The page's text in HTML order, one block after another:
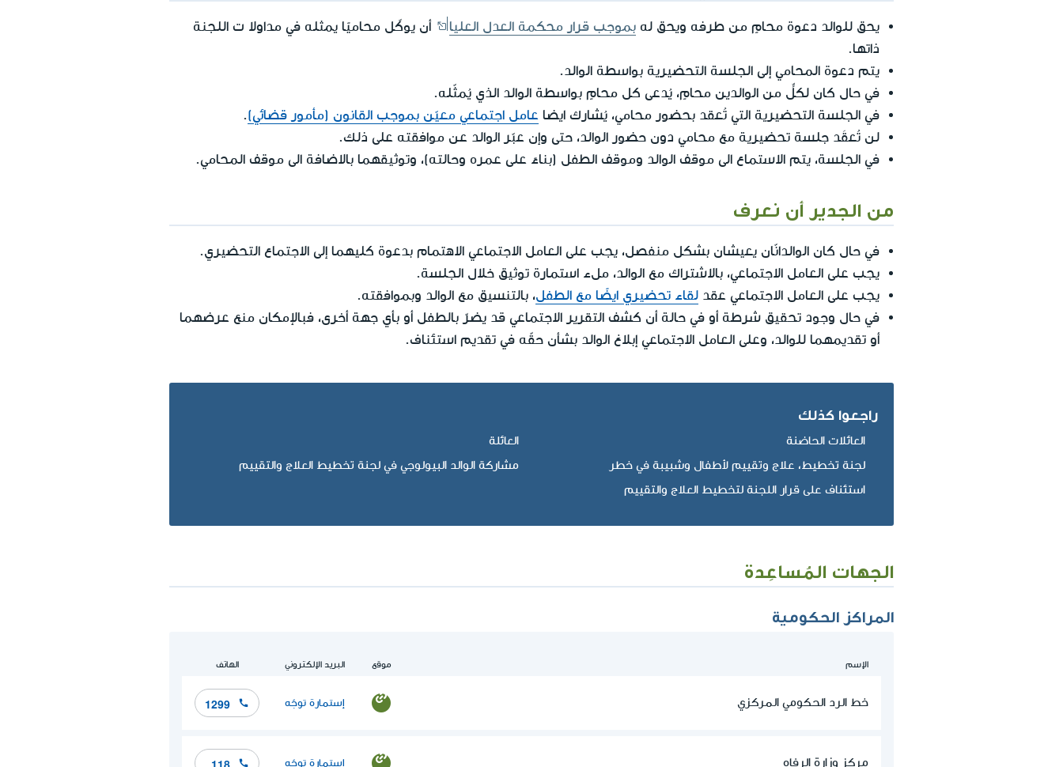
يحق للوالد دعوة محامٍ من طرفه ويحق له بموجب قرار محكمة العدل العليا
أن يوكّل محاميًا يمثله في مداولا ت اللجنة
ذاتها.
يتم دعوة المحامي إلى الجلسة التحضيرية بواسطة الوالد.
في حال كان لكلٍّ من الوالدين محامٍ، يُدعى كل محامٍ بواسطة الوالد الذي يُمثّله.
في الجلسة التحضيرية التي تُعقد بحضور محامي، يُشارك ايضا عامل اجتماعي معيّن بموجب القانون (مأمور قضائي).
لن تُعقَد جلسة تحضيرية مع محامي دون حضور الوالد، حتى وإن عبّر الوالد عن موافقته على ذلك.
في الجلسة، يتم الاستماع الى موقف الوالد وموقف الطفل (بناءً على عمره وحالته)، وتوثيقهما بالاضافة الى موقف المحامي.
من الجدير أن نعرف
في حال كان الوالدانّان يعيشان بشكل منفصل، يجب على العامل الاجتماعي الاهتمام بدعوة كليهما إلى الاجتماع التحضيري.
يجب على العامل الاجتماعي، بالاشتراك مع الوالد، ملء استمارة توثيق خلال الجلسة.
يجب على العامل الاجتماعي عقد لقاء تحضيري ايضًا مع الطفل، بالتنسيق مع الوالد وبموافقته.
في حال وجود تحقيق شرطة أو في حالة أن كشف التقرير الاجتماعي قد يضرّ بالطفل أو بأي جهة أخرى، فبالإمكان منع عرضهما
أو تقديمهما للوالد، وعلى العامل الاجتماعي إبلاغ الوالد بشأن حقّه في تقديم استئناف.
راجعوا كذلك
العائلات الحاضنة
العائلة
لجنة تخطيط، علاج وتقييم لأطفال وشبيبة في خطر
مشاركة الوالد البيولوجي في لجنة تخطيط العلاج والتقييم
استئناف على قرار اللجنة لتخطيط العلاج والتقييم
الجهات المُساعِدة
المراكز الحكومية
الإسم موقع البريد الإلكتروني الهاتف
خط الرد الحكومي المركزي إستمارة توجّه 1299
مركز وزارة الرفاه إستمارة توجّه 118